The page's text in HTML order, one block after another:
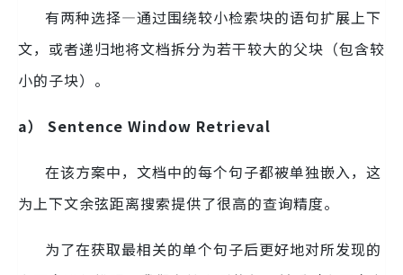
有两种选择—通过围绕较小检索块的语句扩展上下
文，或者递归地将文档拆分为若干较大的父块（包含较
小的子块）。
a） Sentence Window Retrieval
在该方案中，文档中的每个句子都被单独嵌入，这
为上下文余弦距离搜索提供了很高的查询精度。
为了在获取最相关的单个句子后更好地对所发现的